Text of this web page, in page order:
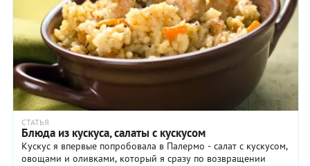
СТАТЬЯ
Блюда из кускуса, салаты с кускусом
Кускус я впервые попробовала в Палермо - салат с кускусом,
овощами и оливками, который я сразу по возвращении